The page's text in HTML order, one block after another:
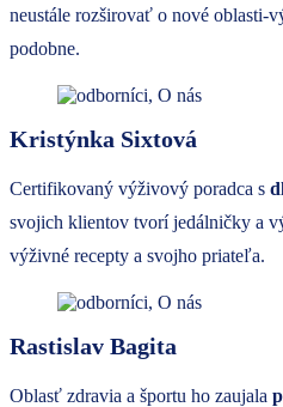
neustále rozširovať o nové oblasti-
podobne.
Kristýnka Sixtová
Certifikovaný výživový poradca s
svojich klientov tvorí jedálničky a
výživné recepty a svojho priateľa.
Rastislav Bagita
Oblasť zdravia a športu ho zaujala